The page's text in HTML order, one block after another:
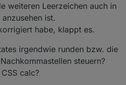
weiteren Leerzeichen auch in
ist.
habe, klappt es.
irgendwie runden bzw. die
steuern?
calc?